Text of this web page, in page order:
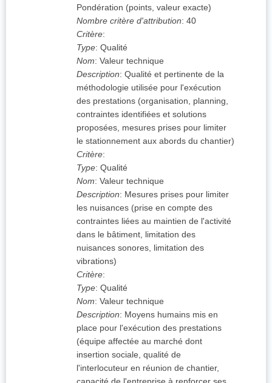
Pondération (points, valeur exacte)
Nombre critère d'attribution: 40
Critère:
Type: Qualité
Nom: Valeur technique
Description: Qualité et pertinente de la
méthodologie utilisée pour l'exécution
des prestations (organisation, planning,
contraintes identifiées et solutions
proposées, mesures prises pour limiter
le stationnement aux abords du chantier)
Critère:
Type: Qualité
Nom: Valeur technique
Description: Mesures prises pour limiter
les nuisances (prise en compte des
contraintes liées au maintien de l'activité
dans le bâtiment, limitation des
nuisances sonores, limitation des
vibrations)
Critère:
Type: Qualité
Nom: Valeur technique
Description: Moyens humains mis en
place pour l'exécution des prestations
(équipe affectée au marché dont
insertion sociale, qualité de
l'interlocuteur en réunion de chantier,